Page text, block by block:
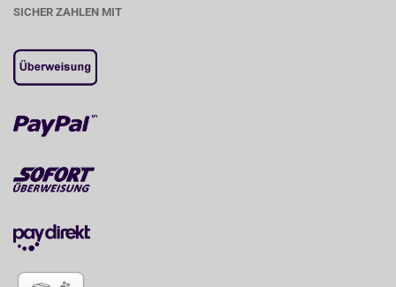
SICHER ZAHLEN MIT